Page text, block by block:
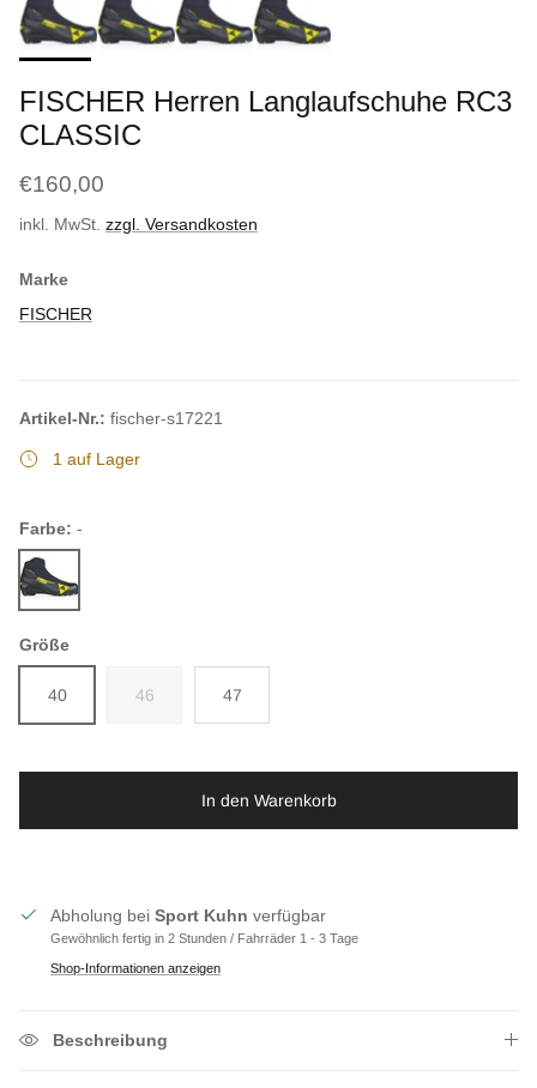
FISCHER Herren Langlaufschuhe RC3
CLASSIC
€160,00
inkl. MwSt. zzgl. Versandkosten
Marke
FISCHER
Artikel-Nr.: fischer-s17221
1 auf Lager
Farbe: -
Größe
40 46 47
In den Warenkorb
Abholung bei Sport Kuhn verfügbar
Gewöhnlich fertig in 2 Stunden / Fahrräder 1 - 3 Tage
Shop-Informationen anzeigen
Beschreibung